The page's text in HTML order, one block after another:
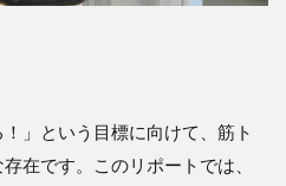
」という目標に向けて、筋ト
在です。このリポートでは、